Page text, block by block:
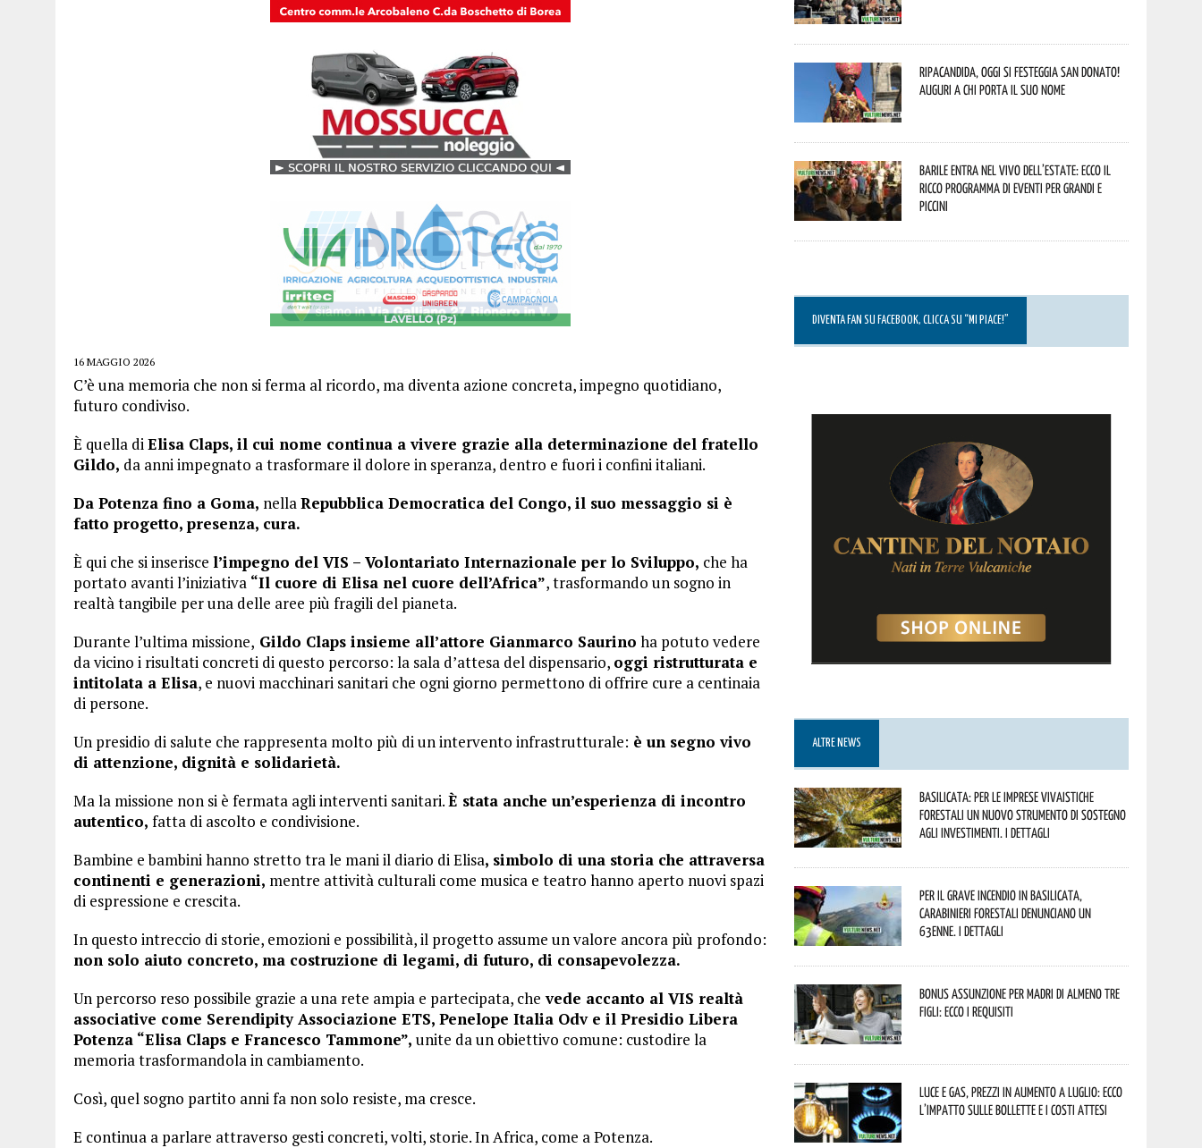
16 MAGGIO 2026
C’è una memoria che non si ferma al ricordo, ma diventa azione concreta, impegno quotidiano,
futuro condiviso.
È quella diElisa Claps, il cui nome continua a vivere grazie alla determinazione del fratello
Gildo, da anni impegnato a trasformare il dolore in speranza, dentro e fuori i confini italiani.
Da Potenza fino a Goma, nellaRepubblica Democratica del Congo, il suo messaggio si è
fatto progetto, presenza, cura.
È qui che si inserisce l’impegno del VIS – Volontariato Internazionale per lo Sviluppo, che ha
portato avanti l’iniziativa “Il cuore di Elisa nel cuore dell’Africa”, trasformando un sogno in
realtà tangibile per una delle aree più fragili del pianeta.
Durante l’ultima missione, Gildo Claps insieme all’attore Gianmarco Saurino ha potuto vedere
da vicino i risultati concreti di questo percorso: la sala d’attesa del dispensario, oggi ristrutturata e
intitolata a Elisa, e nuovi macchinari sanitari che ogni giorno permettono di offrire cure a centinaia
di persone.
Un presidio di salute che rappresenta molto più di un intervento infrastrutturale: è un segno vivo
di attenzione, dignità e solidarietà.
Ma la missione non si è fermata agli interventi sanitari.È stata anche un’esperienza di incontro
autentico, fatta di ascolto e condivisione.
Bambine e bambini hanno stretto tra le mani il diario di Elisa, simbolo di una storia che attraversa
continenti e generazioni, mentre attività culturali come musica e teatro hanno aperto nuovi spazi
di espressione e crescita.
In questo intreccio di storie, emozioni e possibilità, il progetto assume un valore ancora più profondo:
non solo aiuto concreto, ma costruzione di legami, di futuro, di consapevolezza.
Un percorso reso possibile grazie a una rete ampia e partecipata, che vede accanto al VIS realtà
associative come Serendipity Associazione ETS, Penelope Italia Odv e il Presidio Libera
Potenza “Elisa Claps e Francesco Tammone”, unite da un obiettivo comune: custodire la
memoria trasformandola in cambiamento.
Così, quel sogno partito anni fa non solo resiste, ma cresce.
E continua a parlare attraverso gesti concreti, volti, storie. In Africa, come a Potenza.
Ripacandida, oggi si festeggia San Donato!
Auguri a chi porta il suo nome
Barile entra nel vivo dell’estate: ecco il
ricco programma di eventi per grandi e
piccini
DIVENTA FAN SU FACEBOOK, CLICCA SU “MI PIACE!”
ALTRE NEWS
Basilicata: per le imprese vivaistiche
forestali un nuovo strumento di sostegno
agli investimenti. I dettagli
Per il grave incendio in Basilicata,
Carabinieri forestali denunciano un
63enne. I dettagli
Bonus assunzione per madri di almeno tre
figli: ecco i requisiti
Luce e gas, prezzi in aumento a luglio: ecco
l’impatto sulle bollette e i costi attesi